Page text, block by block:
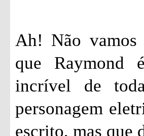
Ah! Não vamos
que Raymond
incrível de
personagem
escrito, mas que